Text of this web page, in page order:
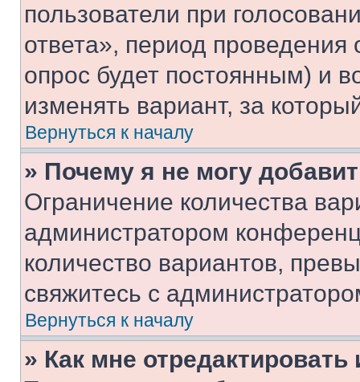
пользователи при
ответа», период проведения
опрос будет постоянным) и
изменять вариант, за
Вернуться к началу
» Почему я не могу
Ограничение количества
администратором
количество вариантов,
свяжитесь с
Вернуться к началу
» Как мне